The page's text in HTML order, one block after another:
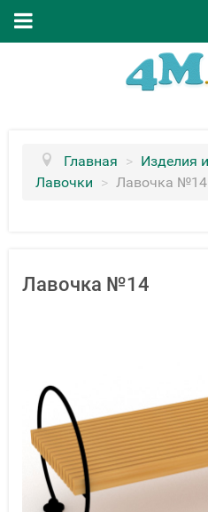
Главная > Изделия
Лавочки > Лавочка №14
Лавочка №14